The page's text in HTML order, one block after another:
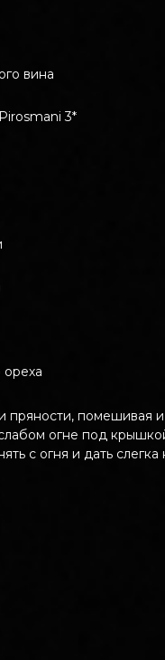
вина
3*
ореха
пряности, помешивая
огне под
с огня и дать слегка